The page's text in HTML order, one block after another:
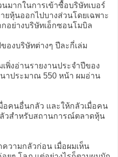
นมากในการเข้าซื้อบริษัทเบอร์
ยหุ้นออกไปบางส่วนโดยเฉพาะ
อย่างบริษัทเอ็กซอนโมบิล
องบริษัทต่างๆ ปีละกี่เล่ม
พิ่งอ่านรายงานประจำปีของ
นาประมาณ 550 หน้า ผมอ่าน
อคนอื่นกลัว และให้กลัวเมื่อคน
วสำหรับสถานการณ์ตลาดหุ้น
วามกลัวก่อน เมื่อผมเห็น